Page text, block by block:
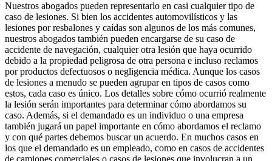
Nuestros abogados pueden representarlo en casi cualquier tipo de
caso de lesiones. Si bien los accidentes automovilísticos y las
lesiones por resbalones y caídas son algunos de los más comunes,
nuestros abogados también pueden encargarse de su caso de
accidente de navegación, cualquier otra lesión que haya ocurrido
debido a la propiedad peligrosa de otra persona e incluso reclamos
por productos defectuosos o negligencia médica. Aunque los casos
de lesiones a menudo se pueden agrupar en tipos de casos como
estos, cada caso es único. Los detalles sobre cómo ocurrió realmente
la lesión serán importantes para determinar cómo abordamos su
caso. Además, si el demandado es un individuo o una empresa
también jugará un papel importante en cómo abordamos el reclamo
y con qué partes debemos buscar un acuerdo. En muchos casos en
los que el demandado es un empleado, como en casos de accidentes